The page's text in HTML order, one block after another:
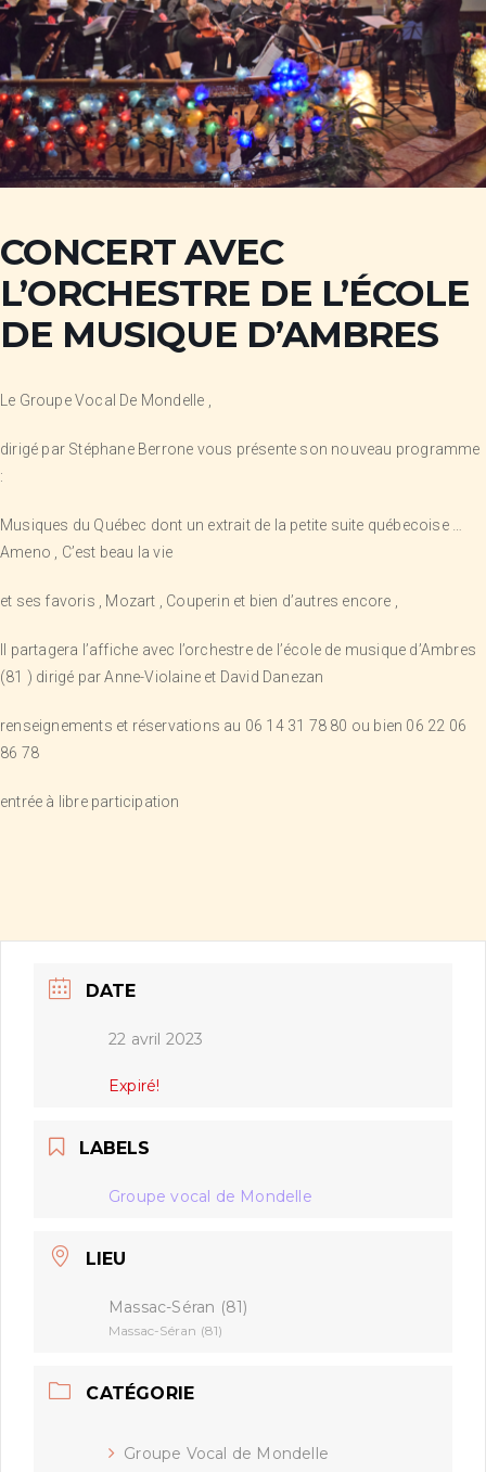
CONCERT AVEC
L’ORCHESTRE DE L’ÉCOLE
DE MUSIQUE D’AMBRES
Le Groupe Vocal De Mondelle ,
dirigé par Stéphane Berrone vous présente son nouveau programme
:
Musiques du Québec dont un extrait de la petite suite québecoise …
Ameno , C’est beau la vie
et ses favoris , Mozart , Couperin et bien d’autres encore ,
Il partagera l’affiche avec l’orchestre de l’école de musique d’Ambres
(81 ) dirigé par Anne-Violaine et David Danezan
renseignements et réservations au 06 14 31 78 80 ou bien 06 22 06
86 78
entrée à libre participation
DATE
22 avril 2023
Expiré!
LABELS
Groupe vocal de Mondelle
LIEU
Massac-Séran (81)
Massac-Séran (81)
CATÉGORIE
Groupe Vocal de Mondelle